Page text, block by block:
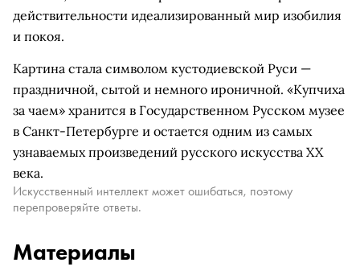
действительности идеализированный мир изобилия
и покоя.
Картина стала символом кустодиевской Руси —
праздничной, сытой и немного ироничной. «Купчиха
за чаем» хранится в Государственном Русском музее
в Санкт-Петербурге и остается одним из самых
узнаваемых произведений русского искусства XX
века.
Искусственный интеллект может ошибаться, поэтому
перепроверяйте ответы.
Материалы